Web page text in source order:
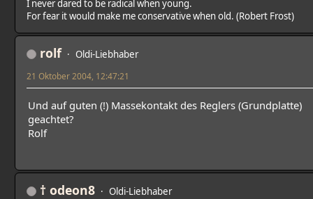
I never dared to be radical when young.
For fear it would make me conservative when old. (Robert Frost)
rolf Oldi-Liebhaber
21 Oktober 2004, 12:47:21
Und auf guten (!) Massekontakt des Reglers (Grundplatte)
geachtet?
Rolf
† odeon8 Oldi-Liebhaber